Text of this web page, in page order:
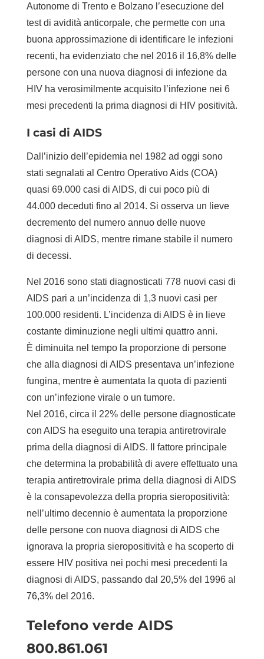
Autonome di Trento e Bolzano l’esecuzione del
test di avidità anticorpale, che permette con una
buona approssimazione di identificare le infezioni
recenti, ha evidenziato che nel 2016 il 16,8% delle
persone con una nuova diagnosi di infezione da
HIV ha verosimilmente acquisito l’infezione nei 6
mesi precedenti la prima diagnosi di HIV positività.
I casi di AIDS
Dall’inizio dell’epidemia nel 1982 ad oggi sono
stati segnalati al Centro Operativo Aids (COA)
quasi 69.000 casi di AIDS, di cui poco più di
44.000 deceduti fino al 2014. Si osserva un lieve
decremento del numero annuo delle nuove
diagnosi di AIDS, mentre rimane stabile il numero
di decessi.
Nel 2016 sono stati diagnosticati 778 nuovi casi di
AIDS pari a un’incidenza di 1,3 nuovi casi per
100.000 residenti. L’incidenza di AIDS è in lieve
costante diminuzione negli ultimi quattro anni.
È diminuita nel tempo la proporzione di persone
che alla diagnosi di AIDS presentava un’infezione
fungina, mentre è aumentata la quota di pazienti
con un’infezione virale o un tumore.
Nel 2016, circa il 22% delle persone diagnosticate
con AIDS ha eseguito una terapia antiretrovirale
prima della diagnosi di AIDS. Il fattore principale
che determina la probabilità di avere effettuato una
terapia antiretrovirale prima della diagnosi di AIDS
è la consapevolezza della propria sieropositività:
nell’ultimo decennio è aumentata la proporzione
delle persone con nuova diagnosi di AIDS che
ignorava la propria sieropositività e ha scoperto di
essere HIV positiva nei pochi mesi precedenti la
diagnosi di AIDS, passando dal 20,5% del 1996 al
76,3% del 2016.
Telefono verde AIDS
800.861.061